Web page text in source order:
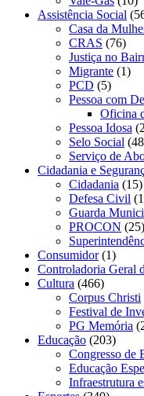
Assistência Social
Casa da
CRAS (76)
Justiça no
Migrante (1)
PCD (5)
Pessoa com
Oficina
Pessoa Idosa
Selo Social
Serviço de
Cidadania e
Cidadania (15)
Defesa Civil
Guarda
PROCON (25)
Consumidor(1)
Controladoria Geral
Cultura (466)
Corpus Christi
Festival de
PG Memória
Educação (203)
Congresso de
Educação
Infraestrutura